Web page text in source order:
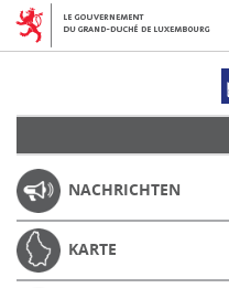
NACHRICHTEN
KARTE